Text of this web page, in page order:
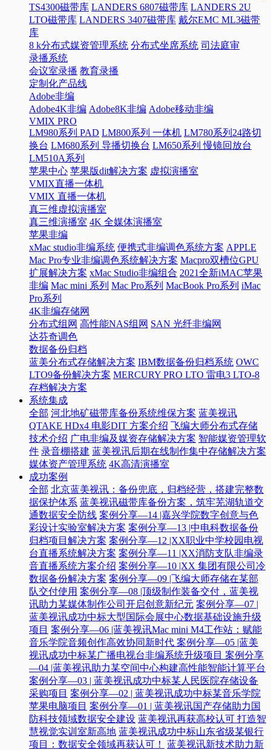
TS4300磁带库 LANDERS 6807磁带库 LANDERS 2U
LTO磁带库 LANDERS 3407磁带库 戴尔EMC ML3磁带
库
8 k分布式媒资管理系统 分布式坐席系统 司法庭审
录播系统
会议室录播 教育录播
定制化产品线
Adobe非编
Adobe4K非编 Adobe8K非编 Adobe移动非编
VMIX PRO
LM980系列 PAD LM800系列 一体机 LM780系列24路切
换台 LM680系列 导播切换台 LM650系列 慢镜回放台
LM510A系列
苹果中心 苹果版dit解决方案 虚拟演播室
VMIX直播一体机
VMIX 直播一体机
真三维虚拟演播室
真三维演播室 4K 全媒体演播室
苹果非编
xMac studio非编系统 便携式非编调色系统方案 APPLE
Mac Pro专业非编调色系统解决方案 Macpro双槽位GPU
扩展解决方案 xMac Studio非编组合 2021全新iMAC苹果
非编 Mac mini 系列 Mac Pro系列 MacBook Pro系列 iMac
Pro系列
4K非编存储网
分布式组网 高性能NAS组网 SAN 光纤非编网
达芬奇调色
数据备份归档
蓝美分布式存储解决方案 IBM数据备份归档系统 OWC
LTO9备份解决方案 MERCURY PRO LTO 雷电3 LTO-8
存档解决方案
系统集成
全部 河北地矿磁带库备份系统维保方案 蓝美视讯
QTAKE HDx4 电影DIT 方案介绍 飞编大师分布式存储
技术介绍 广电非编及媒资存储解决方案 智能媒资管理软
件 录音棚搭建 蓝美视讯后期在线制作集中存储解决方案
媒体资产管理系统 4K高清演播室
成功案例
全部 北京蓝美视讯：备份兜底，归档经营，搭建完整数
据保护体系 蓝美视讯磁带库备份方案，筑牢芜湖轨道交
通数据安全防线 案例分享—14 |嘉兴学院数字创意与色
彩设计实验室解决方案 案例分享—13 |中电科数据备份
归档项目解决方案 案例分享—12 |XX职业中学校园电视
台直播系统解决方案 案例分享—11 |XX消防支队非编录
音直播系统方案介绍 案例分享—10 |XX 集团有限公司冷
数据备份解决方案 案例分享—09 |飞编大师存储在某部
队交付使用 案例分享—08 |顶级制作装备交付，蓝美视
讯助力某媒体制作公司开启创意新纪元 案例分享—07 |
蓝美视讯成功中标大型国际会展中心数据基础设施升级
项目 案例分享—06 |蓝美视讯Mac mini M4工作站：赋能
音乐学院音频创作高效协同新时代​ 案例分享—05 |蓝美
视讯成功中标某广播电视台非编系统升级项目​ 案例分享
—04 |蓝美视讯助力某空间中心构建高性能智能计算平台​
案例分享—03 | 蓝美视讯成功中标某人民医院存储设备
采购项目 案例分享—02 | 蓝美视讯成功中标某音乐学院
苹果电脑项目 案例分享—01 | 蓝美视讯国产存储助力国
防科技领域数据安全建设 蓝美视讯再获高校认可 打造智
慧视觉实训室新高地 蓝美视讯成功中标山东省级某银行
项目：数据安全领域再获认可！
蓝美视讯新技术助力新